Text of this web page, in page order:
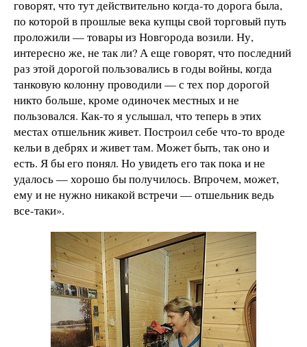
говорят, что тут действительно когда-то дорога была,
по которой в прошлые века купцы свой торговый путь
проложили — товары из Новгорода возили. Ну,
интересно же, не так ли? А еще говорят, что последний
раз этой дорогой пользовались в годы войны, когда
танковую колонну проводили — с тех пор дорогой
никто больше, кроме одиночек местных и не
пользовался. Как-то я услышал, что теперь в этих
местах отшельник живет. Построил себе что-то вроде
кельи в дебрях и живет там. Может быть, так оно и
есть. Я бы его понял. Но увидеть его так пока и не
удалось — хорошо бы получилось. Впрочем, может,
ему и не нужно никакой встречи — отшельник ведь
все-таки».